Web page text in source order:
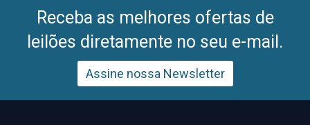
Receba as melhores ofertas de
leilões diretamente no seu e-mail.
Assine nossa Newsletter